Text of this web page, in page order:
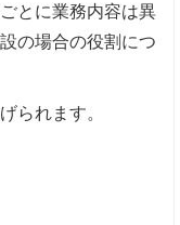
とに業務内容は異
の場合の役割につ
られます。